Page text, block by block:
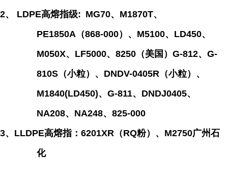
2、 LDPE高熔指级: MG70、 M1870T、
PE1850A （868-000）、 M5100、 LD450、
M050X、 LF5000、 8250 （美国） G-812、 G-
810S （小粒）、 DNDV-0405R （小粒）、
M1840(LD450)、 G-811、 DNDJ0405、
NA208、 NA248、 825-000
3、LLDPE高熔指：6201XR（RQ粉）、M2750广州石
化